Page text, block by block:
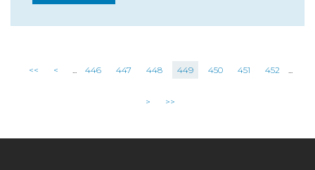
<< < ... 446 447 448 449 450 451 452 ...
> >>